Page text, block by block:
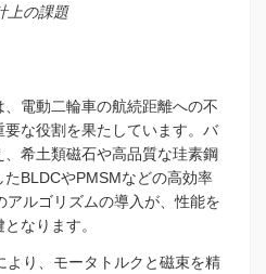
上の課題
電動二輪車の航続距離への不
な役割を果たしています。バ
希土類磁石や高品質な珪素鋼
BLDCやPMSMなどの高効率
アルゴリズムの導入が、性能を
なります。
より、モータトルクと磁束を精